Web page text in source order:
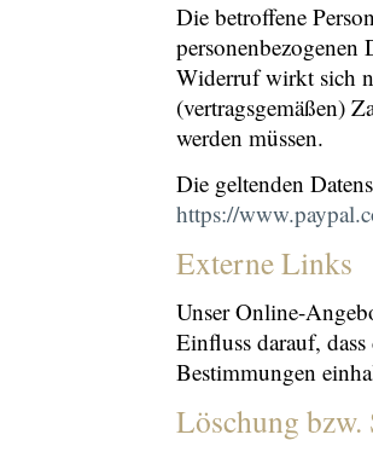
Die betroffene
personenbezogenen
Widerruf wirkt sich
(vertragsgemäßen)
werden müssen.
Die geltenden
https://
Externe Links
Unser Online-
Einfluss darauf,
Bestimmungen
Löschung